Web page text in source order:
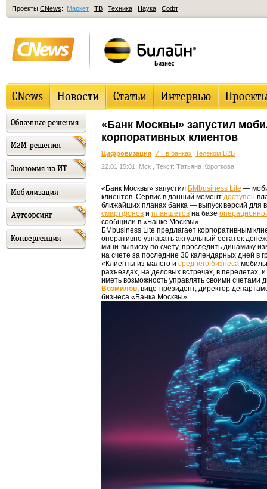
Проекты CNews: Маркет ТВ Техника Наука Софт
«Банк Москвы» запустил
корпоративных клиентов
Цифровизация ИТ в банках Телеком B2B
22.01 15:01, Мск , Текст: Татьяна Короткова
«Банк Москвы» запустил БМbusiness Lite —
клиентов. Сервис в данный момент доступен
ближайших планах банка — выпуск версий для
смартфонов и планшетов на базе
сообщили в «Банке Москвы».
БМbusiness Lite предлагает корпоративным
оперативно узнавать актуальный остаток
мини-выписку по счету, проследить динамику
на счете за последние 30 календарных дней в
«Клиенты из малого и среднего бизнеса
разъездах, на деловых встречах, в перелетах,
иметь возможность управлять своими
Возмилов, вице-президент, директор
бизнеса «Банка Москвы».